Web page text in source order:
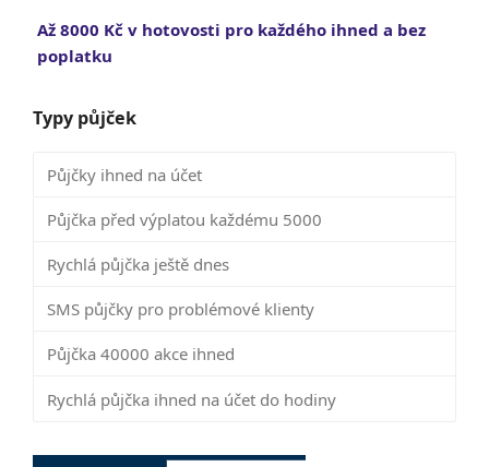
Až 8000 Kč v hotovosti pro každého ihned a bez
poplatku
Typy půjček
Půjčky ihned na účet
Půjčka před výplatou každému 5000
Rychlá půjčka ještě dnes
SMS půjčky pro problémové klienty
Půjčka 40000 akce ihned
Rychlá půjčka ihned na účet do hodiny